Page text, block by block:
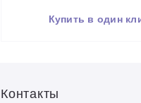
Купить в один
Контакты